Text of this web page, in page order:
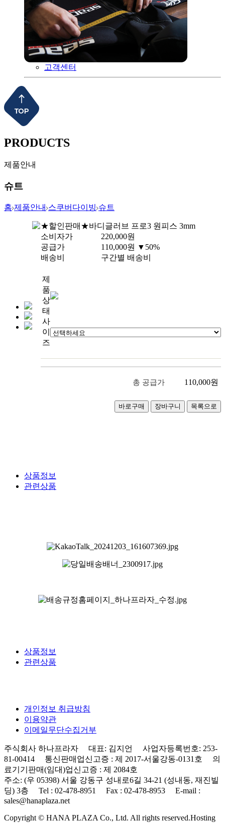
고객센터
PRODUCTS
제품안내
슈트
홈 제품안내 스쿠버다이빙 슈트
★할인판매★바디글러브 프로3 원피스 3mm
소비자가
220,000원
공급가
110,000원 ▼50%
배송비
구간별 배송비
제
품
상
태
사
이
즈
총 공급가 110,000원
상품정보
관련상품
상품정보
관련상품
개인정보 취급방침
이용약관
이메일무단수집거부
주식회사 하나프라자 대표: 김지언 사업자등록번호: 253-
81-00414 통신판매업신고증 : 제 2017-서울강동-0131호 의
료기기판매(임대)업신고증 : 제 2084호
주소: (우 05398) 서울 강동구 성내로6길 34-21 (성내동, 재진빌
딩) 3층 Tel : 02-478-8951 Fax : 02-478-8953 E-mail :
sales@hanaplaza.net
Copyright © HANA PLAZA Co., Ltd. All rights reserved.Hosting